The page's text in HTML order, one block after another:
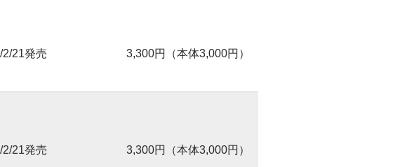
2/21発売
3,300円（本体3,000円）
2/21発売
3,300円（本体3,000円）